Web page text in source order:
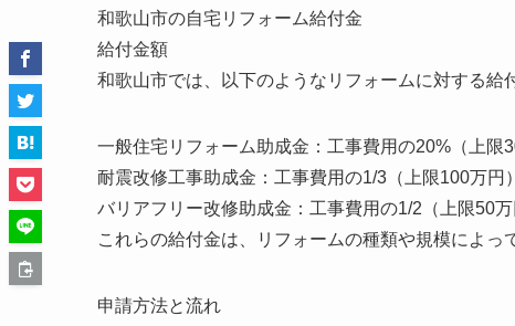
和歌山市の自宅リフォーム給付金
給付金額
和歌山市では、以下のようなリフォームに対する給
一般住宅リフォーム助成金：工事費用の20%（上限
耐震改修工事助成金：工事費用の1/3（上限100万円）
バリアフリー改修助成金：工事費用の1/2（上限50万
これらの給付金は、リフォームの種類や規模によっ
申請方法と流れ